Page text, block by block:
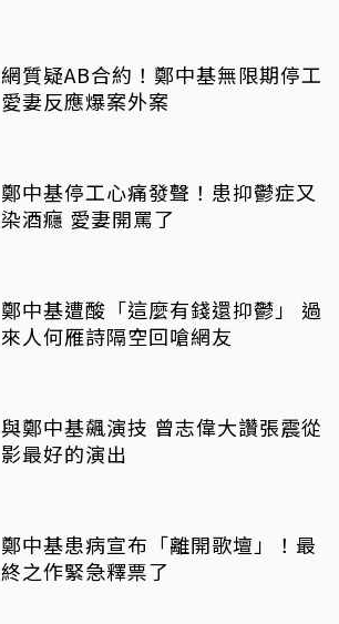
網質疑AB合約！鄭中基無限期停工
愛妻反應爆案外案
鄭中基停工心痛發聲！患抑鬱症又
染酒癮 愛妻開罵了
鄭中基遭酸「這麼有錢還抑鬱」 過
來人何雁詩隔空回嗆網友
與鄭中基飆演技 曾志偉大讚張震從
影最好的演出
鄭中基患病宣布「離開歌壇」！最
終之作緊急釋票了